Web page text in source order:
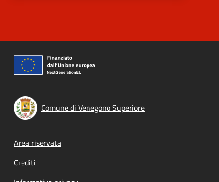
Comune di Venegono Superiore
Footer menu
Area riservata
Crediti